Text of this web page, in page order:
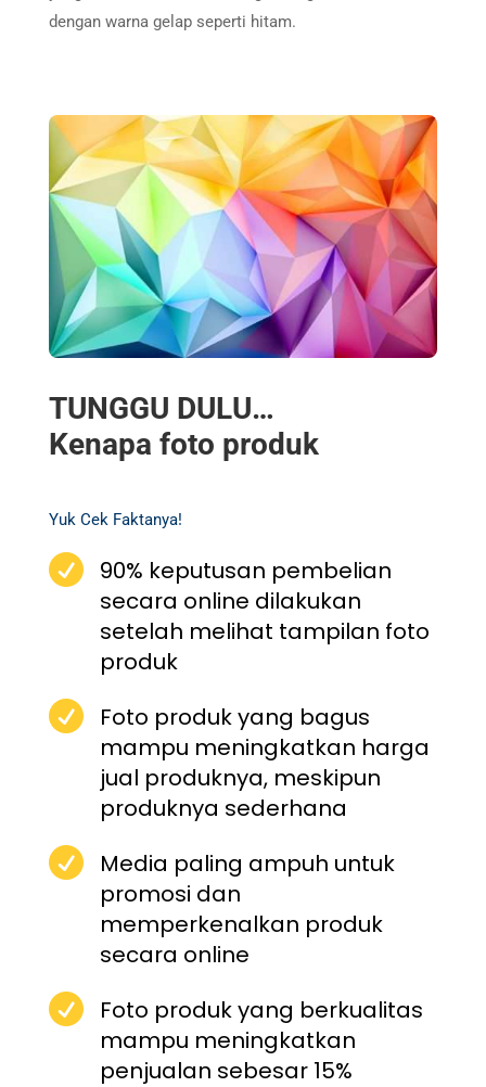
dengan warna gelap seperti hitam.
TUNGGU DULU…
Kenapa foto produk
Yuk Cek Faktanya!
 90% keputusan pembelian
secara online dilakukan
setelah melihat tampilan foto
produk

Foto produk yang bagus
mampu meningkatkan harga
jual produknya, meskipun
produknya sederhana

Media paling ampuh untuk
promosi dan
memperkenalkan produk
secara online

Foto produk yang berkualitas
mampu meningkatkan
penjualan sebesar 15%